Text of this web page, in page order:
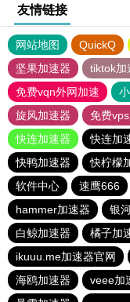
友情链接
网站地图 QuickQ
坚果加速器
tiktok加
免费vqn外网加速
旋风加速器
免费
快连加速器
快连加
快鸭加速器
快柠檬
软件中心
速鹰666
hammer加速器
银
白鲸加速器
橘子加
ikuuu.me加速器官网
海鸥加速器
veee加